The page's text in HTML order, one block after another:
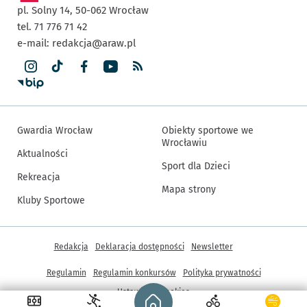
Strona główna - wroclaw.pl
pl. Solny 14, 50-062 Wrocław
tel. 71 776 71 42
e-mail: redakcja@araw.pl
Gwardia Wrocław
Aktualności
Rekreacja
Kluby Sportowe
Obiekty sportowe we
Wrocławiu
Sport dla Dzieci
Mapa strony
Inne informacje
Redakcja Deklaracja dostępności Newsletter
Regulamin Regulamin konkursów
Polityka prywatności
Ustawienia cookies